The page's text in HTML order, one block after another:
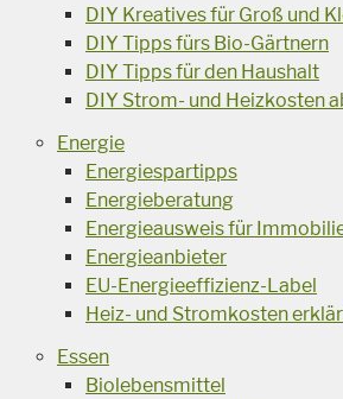
DIY Kreatives für Groß und
DIY Tipps fürs Bio-Gärtnern
DIY Tipps für den Haushalt
DIY Strom- und Heizkosten
Energie
Energiespartipps
Energieberatung
Energieausweis für
Energieanbieter
EU-Energieeffizienz-Label
Heiz- und Stromkosten
Essen
Biolebensmittel